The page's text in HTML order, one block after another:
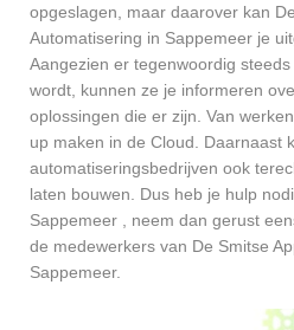
opgeslagen, maar daarover kan
Automatisering in Sappemeer je
Aangezien er tegenwoordig
wordt, kunnen ze je informeren
oplossingen die er zijn. Van
up maken in de Cloud. Daarnaast
automatiseringsbedrijven ook
laten bouwen. Dus heb je hulp
Sappemeer , neem dan gerust
de medewerkers van De Smitse
Sappemeer.